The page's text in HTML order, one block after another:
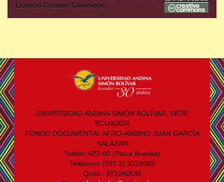
Licencia Creative Commons
UNIVERSIDAD ANDINA SIMÓN BOLÍVAR, SEDE
ECUADOR
FONDO DOCUMENTAL AFRO-ANDINO JUAN GARCÍA
SALAZAR
Toledo N22-80 (Plaza Brasilia)
Teléfonos (593 2) 3228085
Quito - ECUADOR